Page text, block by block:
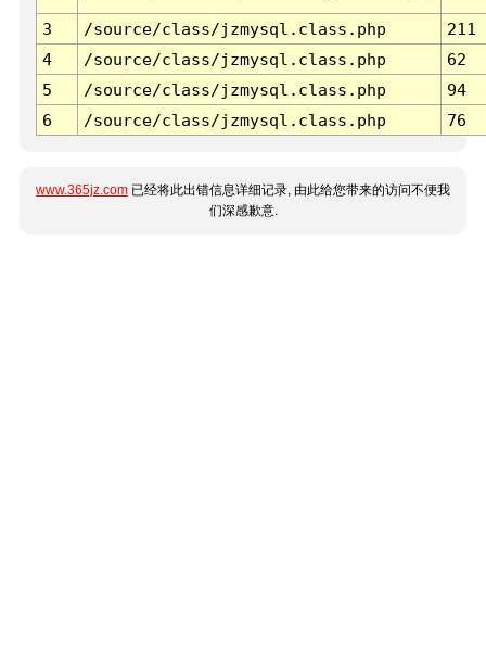
3 /source/class/jzmysql.class.php
211
4
/source/class/jzmysql.class.php
62
5
/source/class/jzmysql.class.php
94
6
/source/class/jzmysql.class.php 76
www.365jz.com 已经将此出错信息详细记录, 由此给您带来的访问不便我
们深感歉意.